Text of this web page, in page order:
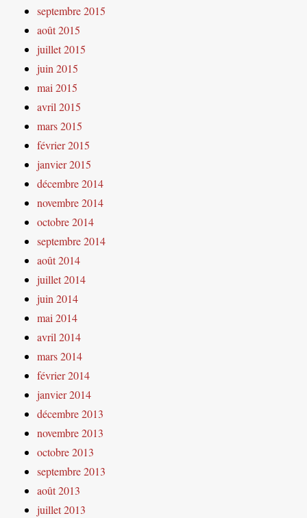
septembre 2015
août 2015
juillet 2015
juin 2015
mai 2015
avril 2015
mars 2015
février 2015
janvier 2015
décembre 2014
novembre 2014
octobre 2014
septembre 2014
août 2014
juillet 2014
juin 2014
mai 2014
avril 2014
mars 2014
février 2014
janvier 2014
décembre 2013
novembre 2013
octobre 2013
septembre 2013
août 2013
juillet 2013